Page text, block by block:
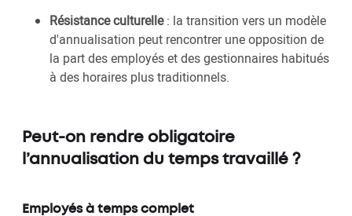
Résistance culturelle: la transition vers un modèle
d'annualisation peut rencontrer une opposition de
la part des employés et des gestionnaires habitués
à des horaires plus traditionnels.
Peut-on rendre obligatoire
l’annualisation du temps travaillé ?
Employés à temps complet